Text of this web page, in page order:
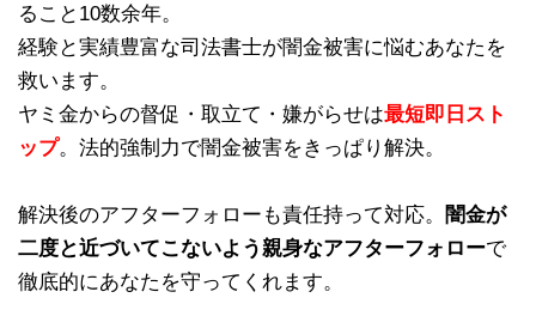
ること10数余年。
経験と実績豊富な司法書士が闇金被害に悩むあなたを
救います。
ヤミ金からの督促・取立て・嫌がらせは最短即日スト
ップ。法的強制力で闇金被害をきっぱり解決。
解決後のアフターフォローも責任持って対応。
闇金が
二度と近づいてこないよう親身なアフターフォローで
徹底的にあなたを守ってくれます。